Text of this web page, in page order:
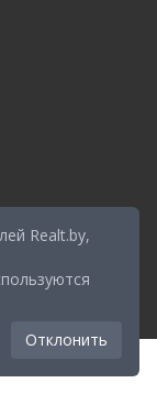
Realt.by,
Отклонить